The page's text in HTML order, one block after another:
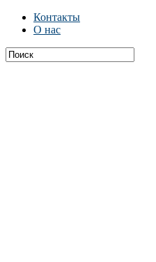
Контакты
О нас